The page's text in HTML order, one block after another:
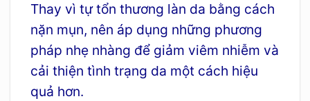
Thay vì tự tổn thương làn da bằng cách
nặn mụn, nên áp dụng những phương
pháp nhẹ nhàng để giảm viêm nhiễm và
cải thiện tình trạng da một cách hiệu
quả hơn.